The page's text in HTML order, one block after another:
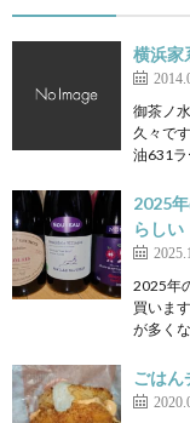
横浜家
御茶ノ
久々で
油631
2025
らしい
2025年
買いま
が多く
ごはん